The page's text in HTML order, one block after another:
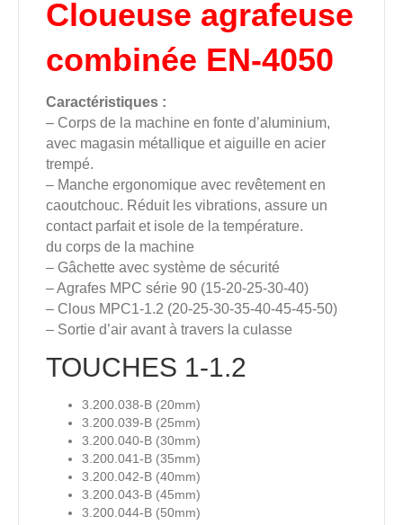
Cloueuse agrafeuse
combinée EN-4050
Caractéristiques :
– Corps de la machine en fonte d’aluminium,
avec magasin métallique et aiguille en acier
trempé.
– Manche ergonomique avec revêtement en
caoutchouc. Réduit les vibrations, assure un
contact parfait et isole de la température.
du corps de la machine
– Gâchette avec système de sécurité
– Agrafes MPC série 90 (15-20-25-30-40)
– Clous MPC1-1.2 (20-25-30-35-40-45-45-50)
– Sortie d’air avant à travers la culasse
TOUCHES 1-1.2
3.200.038-B (20mm)
3.200.039-B (25mm)
3.200.040-B (30mm)
3.200.041-B (35mm)
3.200.042-B (40mm)
3.200.043-B (45mm)
3.200.044-B (50mm)